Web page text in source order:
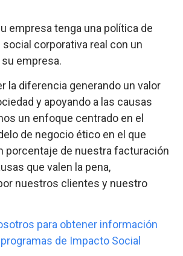
la diferencia en
las personas
y cada vez que usted contrate
servicios, utilizaremos un
facturación para una causa que
por usted.
involucrar a su personal
el impacto social. Sabemos que
comprometer y retener el